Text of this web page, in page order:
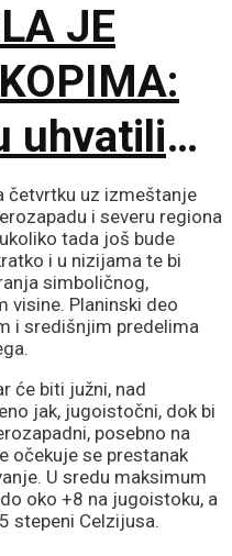
JE
uhvatili
četvrtku uz izmeštanje
i severu regiona
tada još bude
i u nizijama te bi
simboličnog,
visine. Planinski deo
i središnjim predelima
će biti južni, nad
jak, jugoistočni, dok bi
posebno na
očekuje se prestanak
U sredu maksimum
oko +8 na jugoistoku, a
stepeni Celzijusa.